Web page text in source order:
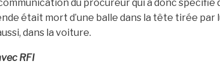
du procureur qui a donc
était mort d’une balle dans la tête tirée par
dans la voiture.
RFI